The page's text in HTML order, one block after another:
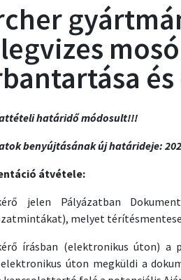
határidő módosult!!!
benyújtásának új határideje:
átvétele:
jelen Pályázatban
melyet
írásban (elektronikus úton) a
úton megküldi a